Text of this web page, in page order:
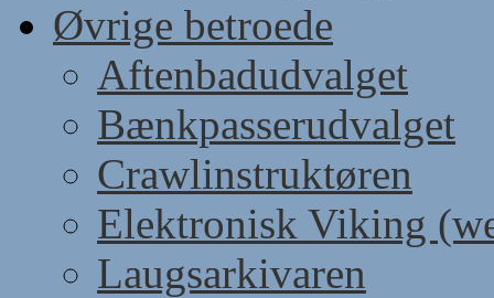
Øvrige betroede
Aftenbadudvalget
Bænkpasserudvalget
Crawlinstruktøren
Elektronisk Viking
Laugsarkivaren